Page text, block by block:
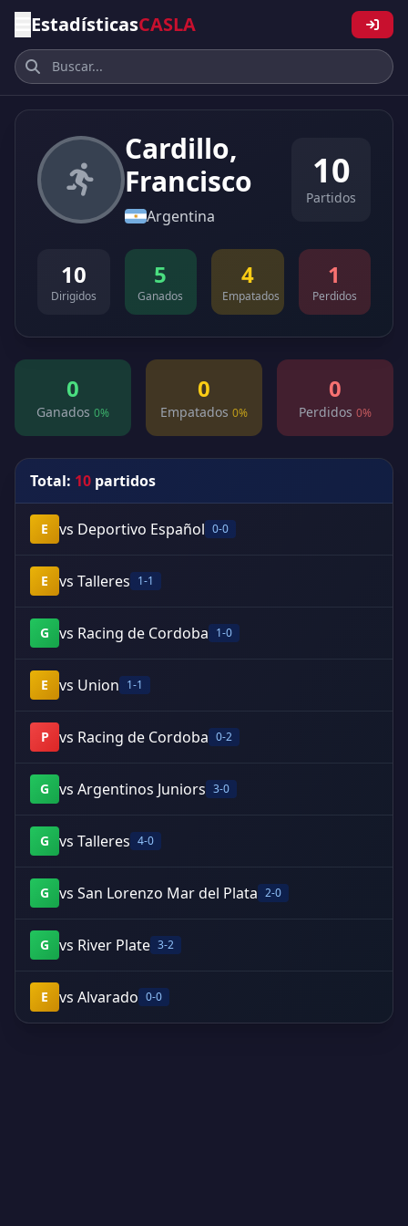
EstadísticasCASLA
Cardillo,
Francisco
Argentina
10
Partidos
10
Dirigidos
5
Ganados
4
Empatados
1
Perdidos
0
Ganados 0%
0
Empatados 0%
0
Perdidos 0%
Total: 10 partidos
E vs Deportivo Español 0-0
E vs Talleres 1-1
G vs Racing de Cordoba 1-0
E vs Union 1-1
P vs Racing de Cordoba 0-2
G vs Argentinos Juniors 3-0
G vs Talleres 4-0
G vs San Lorenzo Mar del Plata 2-0
G vs River Plate 3-2
E vs Alvarado 0-0